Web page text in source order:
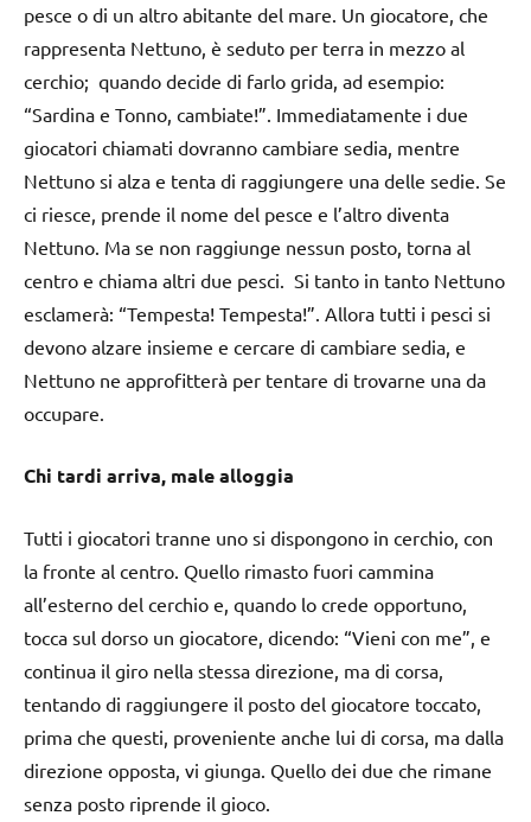
pesce o di un altro abitante del mare. Un giocatore, che
rappresenta Nettuno, è seduto per terra in mezzo al
cerchio; quando decide di farlo grida, ad esempio:
“Sardina e Tonno, cambiate!”. Immediatamente i due
giocatori chiamati dovranno cambiare sedia, mentre
Nettuno si alza e tenta di raggiungere una delle sedie. Se
ci riesce, prende il nome del pesce e l’altro diventa
Nettuno. Ma se non raggiunge nessun posto, torna al
centro e chiama altri due pesci. Si tanto in tanto Nettuno
esclamerà: “Tempesta! Tempesta!”. Allora tutti i pesci si
devono alzare insieme e cercare di cambiare sedia, e
Nettuno ne approfitterà per tentare di trovarne una da
occupare.
Chi tardi arriva, male alloggia
Tutti i giocatori tranne uno si dispongono in cerchio, con
la fronte al centro. Quello rimasto fuori cammina
all’esterno del cerchio e, quando lo crede opportuno,
tocca sul dorso un giocatore, dicendo: “Vieni con me”, e
continua il giro nella stessa direzione, ma di corsa,
tentando di raggiungere il posto del giocatore toccato,
prima che questi, proveniente anche lui di corsa, ma dalla
direzione opposta, vi giunga. Quello dei due che rimane
senza posto riprende il gioco.